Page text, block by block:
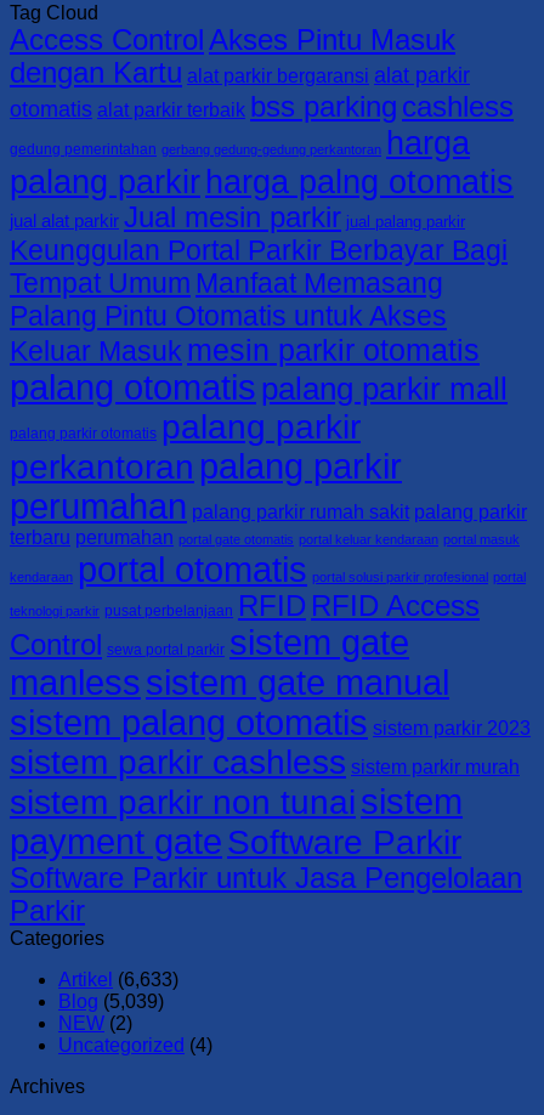
0813-
4161-
5165
KABUPATEN
SORONG
SELATAN
0821-
4405-
7125/
4161-
5165
Gate
–
BSS
Parking
|
KABUPATEN
SORONG
0821-
4405-
7125/
0813-
4161-
5165
Parkir,
Portal
Parkir,
dan
Barrier
Gate
BSS
Parking
|
KABUPATEN
RAJA
AMPAT
0821-
4405-
7125/
0813-
4161-
5165
Tag Cloud
Access ControlAkses Pintu Masuk
dengan Kartu alat parkir bergaransi alat parkir
otomatis alat parkir terbaik bss parking cashless
gedung pemerintahan gerbang gedung-gedung perkantoran harga
palang parkirharga palng otomatis
jual alat parkir Jual mesin parkir jual palang parkir
Keunggulan Portal Parkir Berbayar Bagi
Tempat Umum Manfaat Memasang
Palang Pintu Otomatis untuk Akses
Keluar Masuk mesin parkir otomatis
palang otomatis palang parkir mall
palang parkir otomatis palang parkir
perkantoran palang parkir
perumahan palang parkir rumah sakit palang parkir
terbaru perumahan portal gate otomatis portal keluar kendaraan portal masuk
kendaraan portal otomatis portal solusi parkir profesional portal
teknologi parkir pusat perbelanjaan RFID RFID Access
Control sewa portal parkir sistem gate
manlesssistem gate manual
sistem palang otomatis sistem parkir 2023
sistem parkir cashless sistem parkir murah
sistem parkir non tunaisistem
payment gateSoftware Parkir
Software Parkir untuk Jasa Pengelolaan
Parkir
Categories
Artikel (6,633)
Blog (5,039)
NEW (2)
Uncategorized (4)
Archives